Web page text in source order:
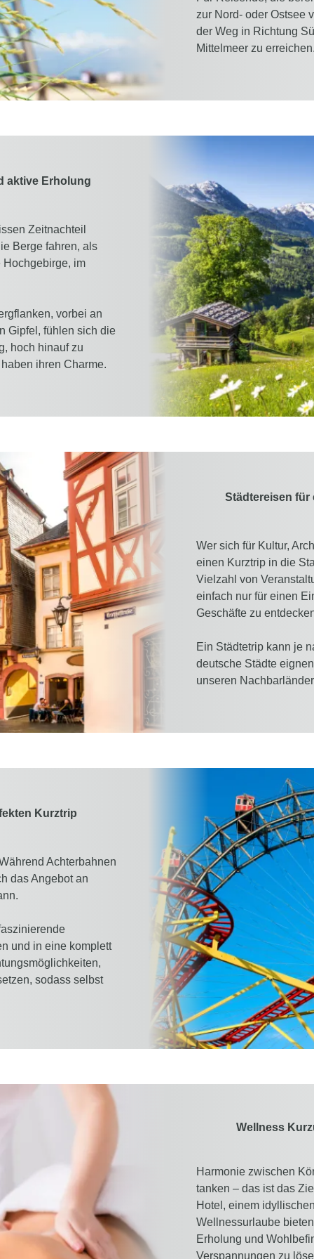
zur Nord- oder Ostsee
der Weg in Richtung
Mittelmeer zu
aktive Erholung
Zeitnachteil
Berge fahren, als
Hochgebirge, im
vorbei an
Gipfel, fühlen sich die
hoch hinauf zu
ihren Charme.
Städtereisen
Wer sich für Kultur,
einen Kurztrip in die
Vielzahl von
einfach nur für einen
Geschäfte zu
Ein Städtetrip kann je
deutsche Städte
unseren
Kurztrip
Achterbahnen
das Angebot an
und in eine komplett
sodass selbst
Wellness
Harmonie zwischen
tanken – das ist das
Hotel, einem
Wellnessurlaube
Erholung und
Verspannungen zu